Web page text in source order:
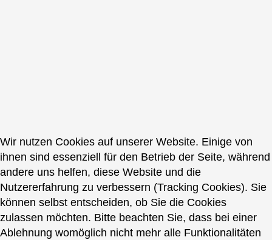
Wir nutzen Cookies auf unserer Website. Einige von
ihnen sind essenziell für den Betrieb der Seite, während
andere uns helfen, diese Website und die
Nutzererfahrung zu verbessern (Tracking Cookies). Sie
können selbst entscheiden, ob Sie die Cookies
zulassen möchten. Bitte beachten Sie, dass bei einer
Ablehnung womöglich nicht mehr alle Funktionalitäten